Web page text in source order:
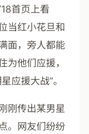
首页上看
当红小花旦和
面，旁人都能
为他们应援，
应援大战”。
刚传出某男星
。网友们纷纷